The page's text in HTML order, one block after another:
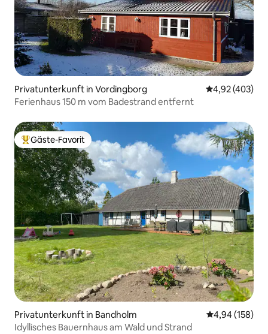
Privatunterkunft in Vordingborg
4,92 (403)
Ferienhaus 150 m vom Badestrand entfernt
Beliebter Gäste-Favorit.
Gäste-Favorit
Privatunterkunft in Bandholm
4,94 (158)
Idyllisches Bauernhaus am Wald und Strand